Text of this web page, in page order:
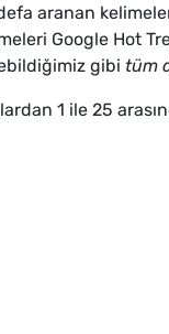
aranan
Google Hot
gibi tüm
1 ile 25